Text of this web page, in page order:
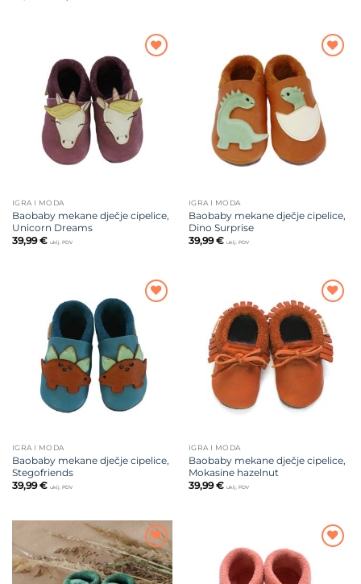
cijena
cijena
IGRA I MODA
Baobaby mekane dječje cipelice,
Unicorn Dreams
39,99€ uklj. PDV
na listu
IGRA I MODA
Baobaby mekane dječje cipelice,
Dino Surprise
39,99€ uklj. PDV
Dodajte
na listu
IGRA I MODA
Baobaby mekane dječje cipelice,
Stegofriends
39,99€ uklj. PDV
Dodajte
na listu
želja
IGRA I MODA
Baobaby mekane dječje cipelice,
Mokasine hazelnut
39,99€ uklj. PDV
Dodajte
na listu
želja
na listu